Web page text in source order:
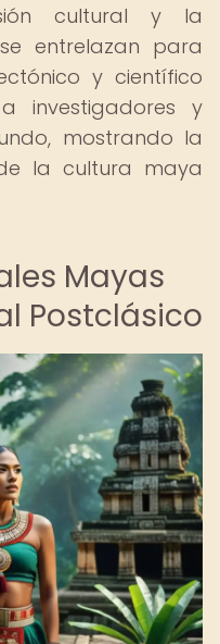
cultural y la
entrelazan para
y científico
investigadores y
mostrando la
la cultura maya
Mayas
Postclásico